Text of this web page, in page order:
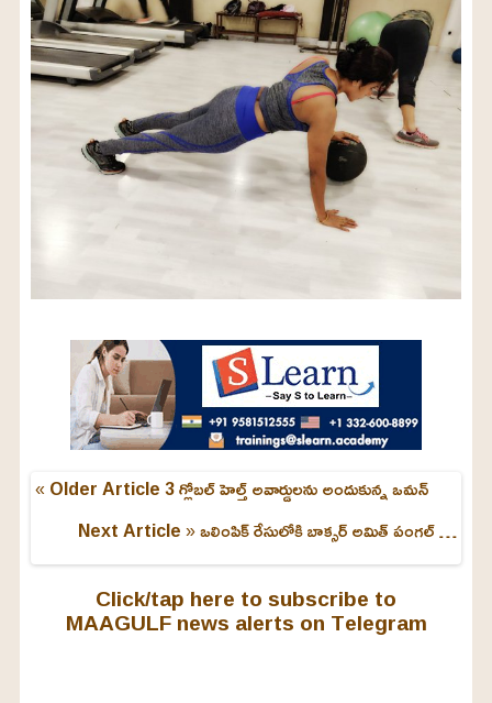
« Older Article3 గ్లోబల్ హెల్త్ అవార్డులను అందుకున్న ఒమన్‌
Next Article »ఒలింపిక్‌ రేసులోకి బాక్సర్‌ అమిత్‌ పంగల్‌ …
Click/tap here to subscribe to
MAAGULF news alerts on Telegram